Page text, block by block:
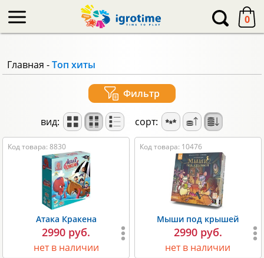
0
Главная - Топ хиты
Фильтр
вид: сорт:
Код товара: 8830
Атака Кракена
2990 руб.
нет в наличии
Код товара: 10476
Мыши под крышей
2990 руб.
нет в наличии